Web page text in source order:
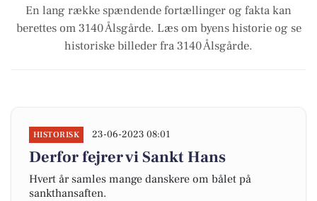
En lang række spændende fortællinger og fakta kan
berettes om 3140 Ålsgårde. Læs om byens historie og se
historiske billeder fra 3140 Ålsgårde.
HISTORISK 23-06-2023 08:01
Derfor fejrer vi Sankt Hans
Hvert år samles mange danskere om bålet på
sankthansaften.